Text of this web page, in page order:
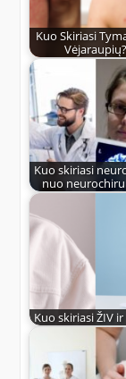
Kuo Skiriasi
Vėjaraupių?
Kuo skiriasi
nuo
Kuo skiriasi ŽIV ir